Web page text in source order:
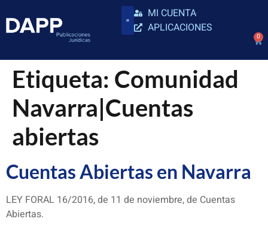
MI CUENTA
APLICACIONES
0
Etiqueta: Comunidad
Navarra|Cuentas
abiertas
Cuentas Abiertas en Navarra
LEY FORAL 16/2016, de 11 de noviembre, de Cuentas
Abiertas.